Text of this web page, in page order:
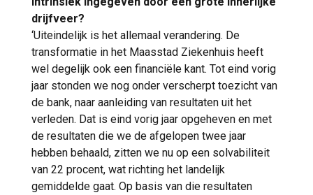
drijfveer?
‘Uiteindelijk is het allemaal verandering. De
transformatie in het Maasstad Ziekenhuis heeft
wel degelijk ook een financiële kant. Tot eind vorig
jaar stonden we nog onder verscherpt toezicht van
de bank, naar aanleiding van resultaten uit het
verleden. Dat is eind vorig jaar opgeheven en met
de resultaten die we de afgelopen twee jaar
hebben behaald, zitten we nu op een solvabiliteit
van 22 procent, wat richting het landelijk
gemiddelde gaat. Op basis van die resultaten